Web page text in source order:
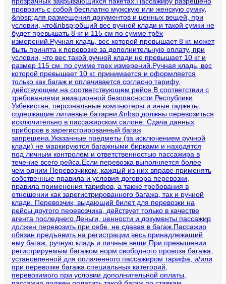
провозить с собой бесплатно мужскую или женскую сумку,
&nbsp;для размещения документов и ценных вещей, при
условии, что&nbsp;общий вес ручной клади и такой сумки не
будет превышать 8 кг и 115 см по сумме трёх
измерений.Ручная кладь, вес которой превышает 8 кг. может
быть принята к перевозке за дополнительную оплату, при
условии, что вес такой ручной клади не превышает 10 кг и
размер 115 см. по сумме трех измерений.Ручная кладь, вес
которой превышает 10 кг. принимается и оформляется
только как багаж и оплачивается согласно тарифу,
действующем на соответствующем рейсе.В соответствии с
требованиями авиационной безопасности Республики
Узбекистан, персональные компьютеры и иные гаджеты,
содержащие литиевые батареи,&nbsp;должны перевозиться
исключительно в пассажирском салоне. Сдача данных
приборов в зарегистрированный багаж
запрещена.Указанные предметы (за исключением ручной
клади) не маркируются багажными бирками и находятся
под личным контролем и ответственностью пассажира в
течение всего рейса.Если перевозка выполняется более
чем одним Перевозчиком, каждый из них вправе применять
собственные правила и условия договора перевозки,
правила применения тарифов, а также требования в
отношении как зарегистрированного багажа, так и ручной
клади. Перевозчик, выдающий билет для перевозки на
рейсы другого перевозчика, действует только в качестве
агента последнего.Деньги, ценности и документы пассажир
должен перевозить при себе, не сдавая в багаж.Пассажир
обязан предъявить на регистрации весь принадлежащий
ему багаж, ручную кладь и личные вещи.При превышении
регистрируемым багажом норм свободного провоза багажа,
установленной для оплаченного пассажиром тарифа, и/или
при перевозке багажа специальных категорий,
перевозимого при условии дополнительной оплаты,